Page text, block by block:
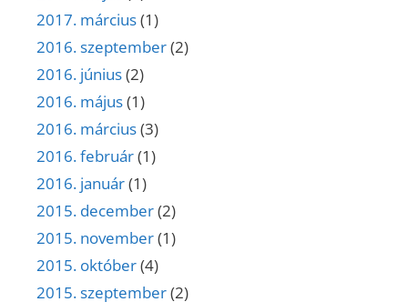
2017. március(1)
2016. szeptember(2)
2016. június(2)
2016. május(1)
2016. március(3)
2016. február(1)
2016. január(1)
2015. december(2)
2015. november(1)
2015. október(4)
2015. szeptember(2)